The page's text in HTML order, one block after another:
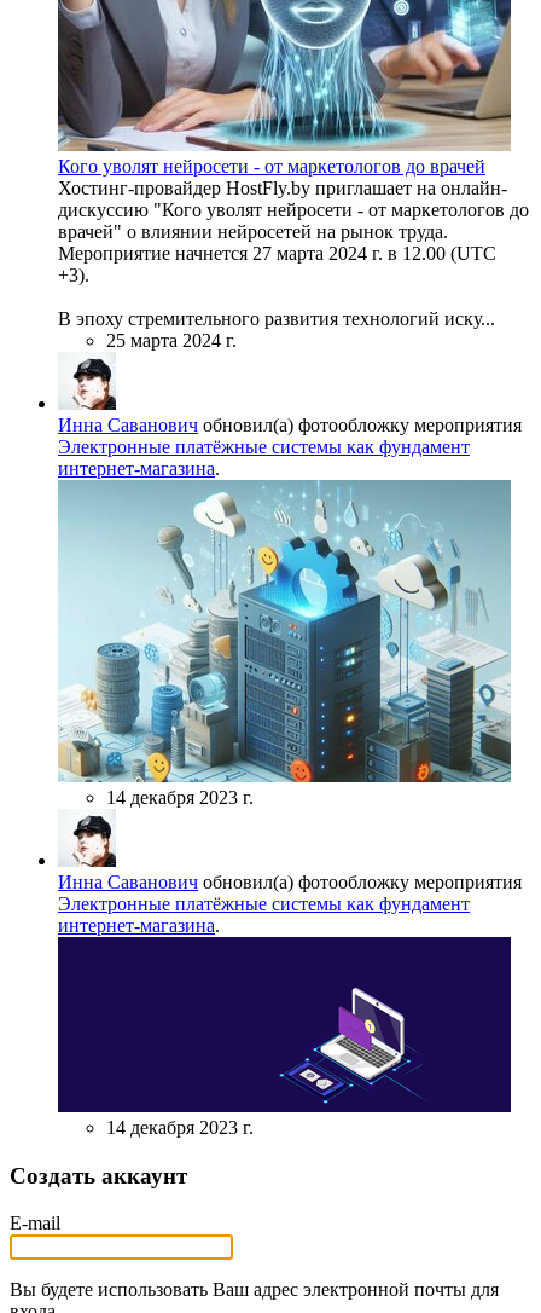
Кого уволят нейросети - от маркетологов до врачей
Хостинг-провайдер HostFly.by приглашает на онлайн-
дискуссию "Кого уволят нейросети - от маркетологов до
врачей" о влиянии нейросетей на рынок труда.
Мероприятие начнется 27 марта 2024 г. в 12.00 (UTC
+3).
В эпоху стремительного развития технологий иску...
25 марта 2024 г.
Инна Саванович обновил(а) фотообложку мероприятия
Электронные платёжные системы как фундамент
интернет-магазина.
14 декабря 2023 г.
Инна Саванович обновил(а) фотообложку мероприятия
Электронные платёжные системы как фундамент
интернет-магазина.
14 декабря 2023 г.
Создать аккаунт
E-mail
Вы будете использовать Ваш адрес электронной почты для